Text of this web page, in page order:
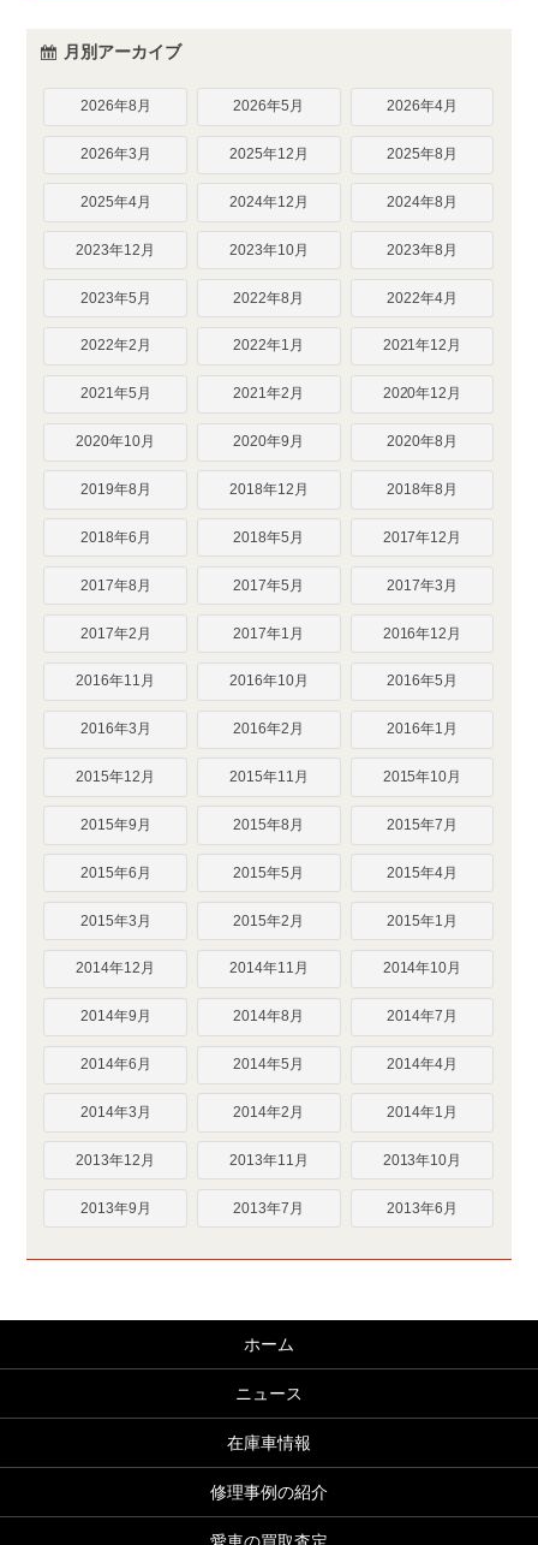
月別アーカイブ
2026年8月 2026年5月 2026年4月
2026年3月 2025年12月 2025年8月
2025年4月 2024年12月 2024年8月
2023年12月 2023年10月 2023年8月
2023年5月 2022年8月 2022年4月
2022年2月 2022年1月 2021年12月
2021年5月 2021年2月 2020年12月
2020年10月 2020年9月 2020年8月
2019年8月 2018年12月 2018年8月
2018年6月 2018年5月 2017年12月
2017年8月 2017年5月 2017年3月
2017年2月 2017年1月 2016年12月
2016年11月 2016年10月 2016年5月
2016年3月 2016年2月 2016年1月
2015年12月 2015年11月 2015年10月
2015年9月 2015年8月 2015年7月
2015年6月 2015年5月 2015年4月
2015年3月 2015年2月 2015年1月
2014年12月 2014年11月 2014年10月
2014年9月 2014年8月 2014年7月
2014年6月 2014年5月 2014年4月
2014年3月 2014年2月 2014年1月
2013年12月 2013年11月 2013年10月
2013年9月 2013年7月 2013年6月
ホーム
ニュース
在庫車情報
修理事例の紹介